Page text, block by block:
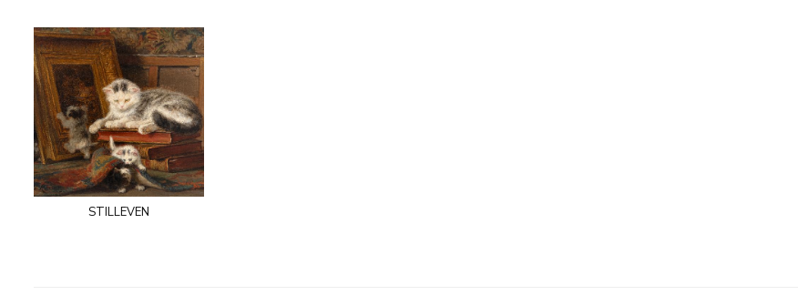
stilleven